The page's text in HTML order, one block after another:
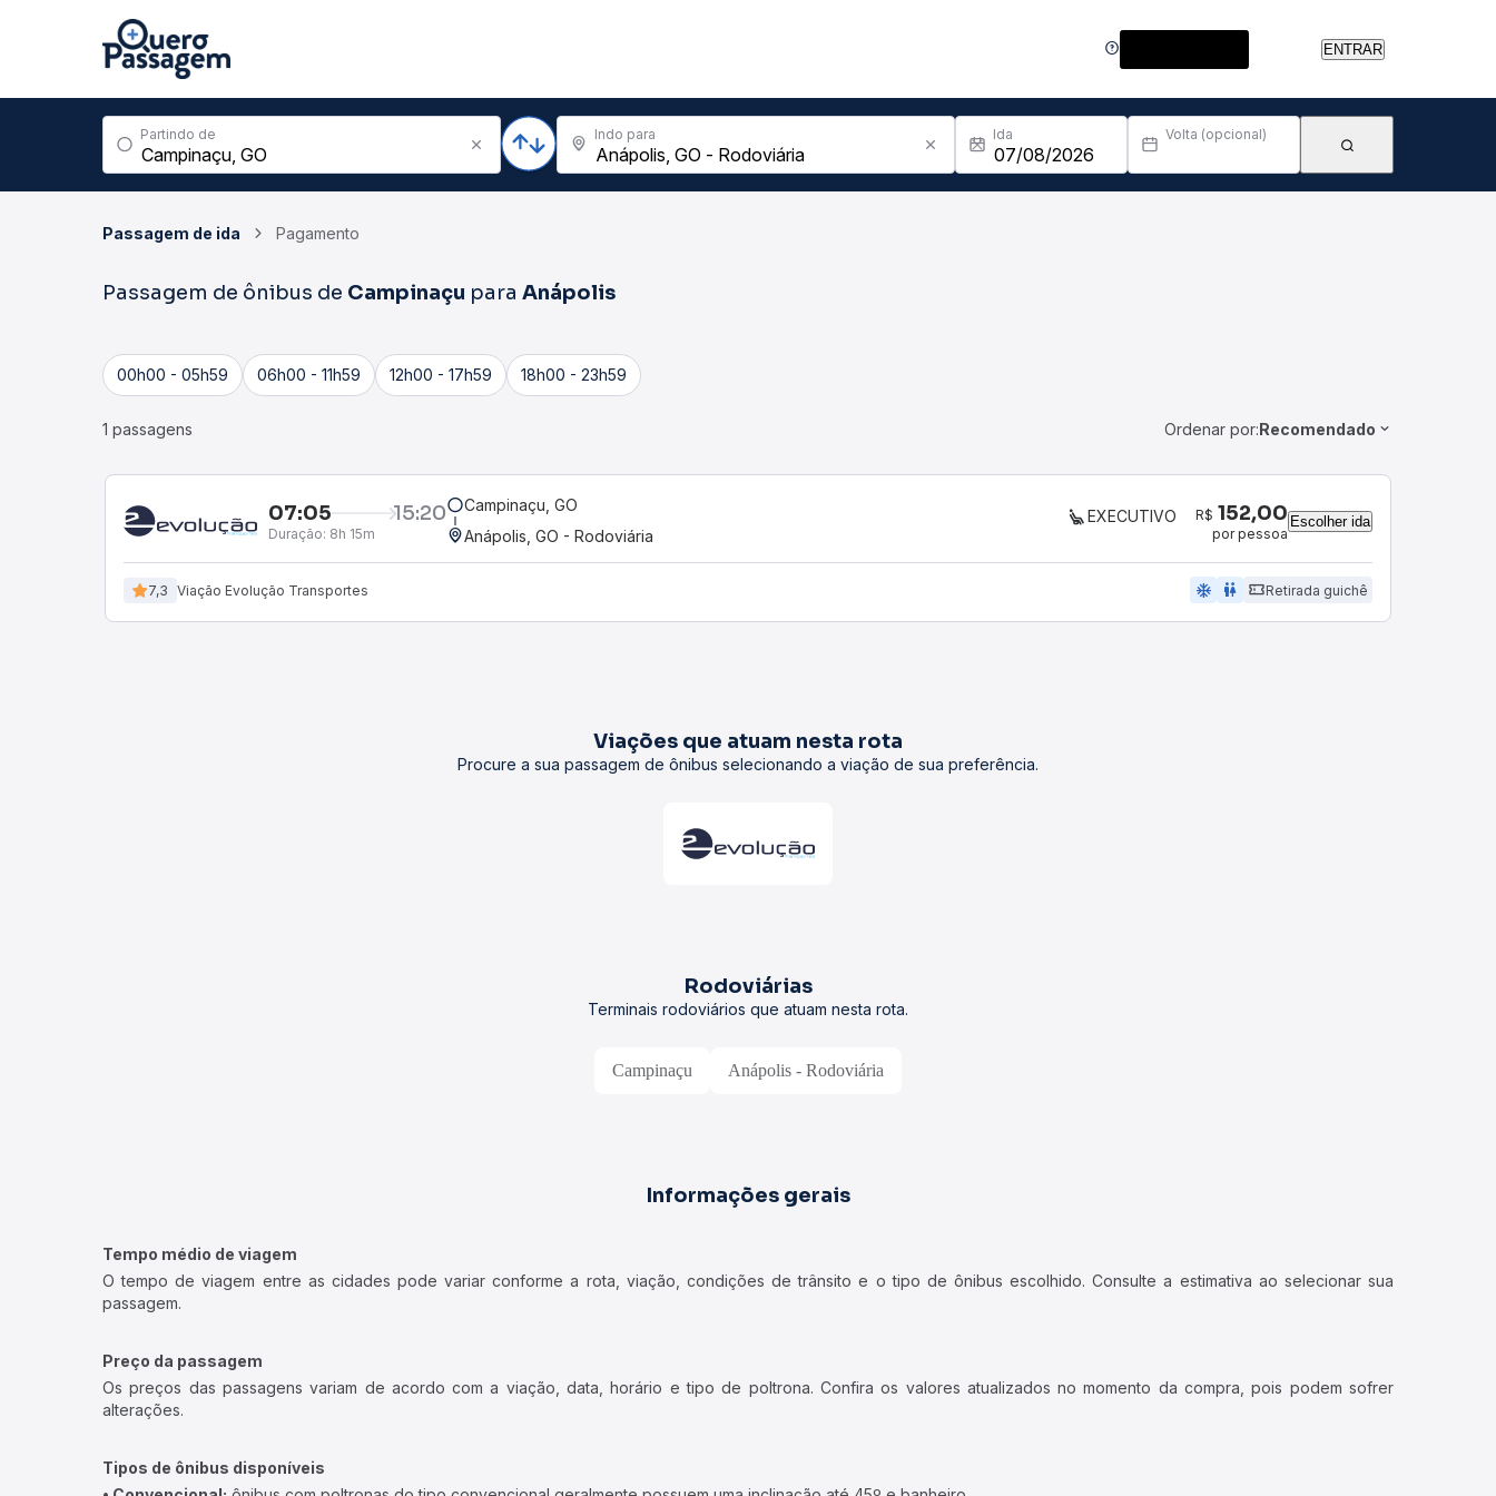
ENTRAR
Partindo de Indo para Ida Volta (opcional)
Passagem de ida Pagamento
Passagem de ônibus de Campinaçu para Anápolis
00h00 - 05h59 06h00 - 11h59 12h00 - 17h59 18h00 - 23h59
1 passagens Ordenar por:Recomendado
07:05 15:20
Duração: 8h 15m
Campinaçu, GO
Anápolis, GO - Rodoviária
EXECUTIVO R$ 152,00
por pessoa
Escolher ida
7,3 Viação Evolução Transportes ac_unit wc Retirada guichê
Viações que atuam nesta rota
Procure a sua passagem de ônibus selecionando a viação de sua preferência.
Rodoviárias
Terminais rodoviários que atuam nesta rota.
Campinaçu Anápolis - Rodoviária
Informações gerais
Tempo médio de viagem
O tempo de viagem entre as cidades pode variar conforme a rota, viação, condições de trânsito e o tipo de ônibus escolhido. Consulte a estimativa ao selecionar sua
passagem.
Preço da passagem
Os preços das passagens variam de acordo com a viação, data, horário e tipo de poltrona. Confira os valores atualizados no momento da compra, pois podem sofrer
alterações.
Tipos de ônibus disponíveis